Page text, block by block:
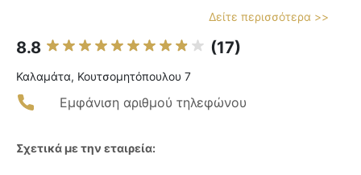
Δείτε περισσότερα >>
8.8 (17)
Καλαμάτα, Κουτσομητόπουλου 7
Εμφάνιση αριθμού τηλεφώνου
Σχετικά με την εταιρεία: